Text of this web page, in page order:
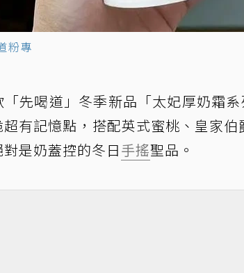
粉專
「先喝道」冬季新品「太妃厚奶霜
有記憶點，搭配英式蜜桃、皇家
是奶蓋控的冬日手搖聖品。